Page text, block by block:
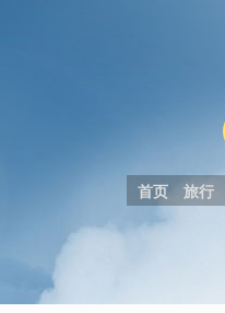
首页 旅行